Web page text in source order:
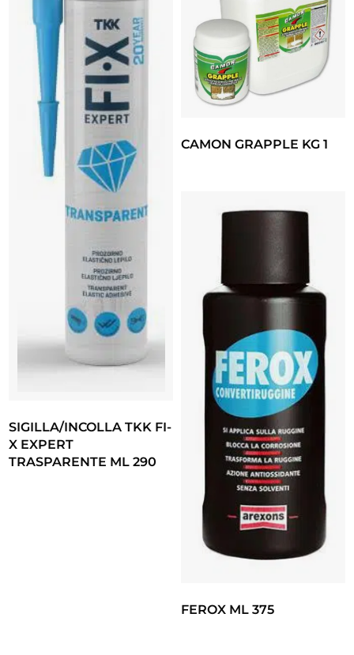
SIGILLA/INCOLLA TKK FI-
X EXPERT
TRASPARENTE ML 290
CAMON GRAPPLE KG 1
FEROX ML 375